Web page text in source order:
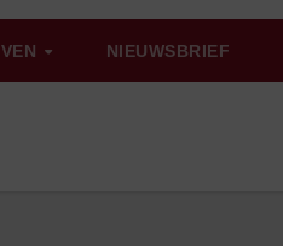
NIEUWSBRIEF